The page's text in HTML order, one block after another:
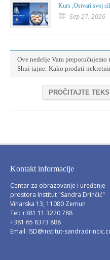
Kurs ,Ostvari svoj
Sep 27, 2026
Ove nedelje Vam preporučujemo
Shui tajne: Kako prodati
PROČITAJTE
Kontakt informacije
Centar za obrazovanje i uređenje
prostora Institut "Sandra Drinčić"
Vinarska 13, 11080 Zemun
Tel: +381 11 3220 788
+381 65 8373 888
Email: ISD@institut-